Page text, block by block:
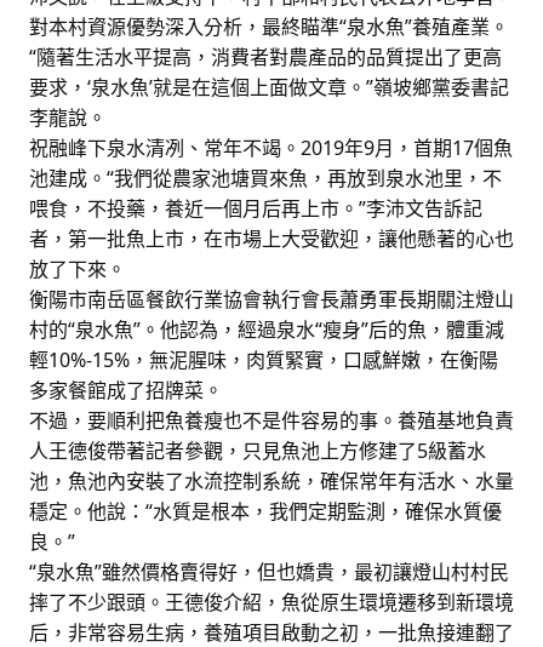
對本村資源優勢深入分析，最終瞄準“泉水魚”養殖產業。
“隨著生活水平提高，消費者對農產品的品質提出了更高
要求，‘泉水魚’就是在這個上面做文章。”嶺坡鄉黨委書記
李龍說。
祝融峰下泉水清冽、常年不竭。2019年9月，首期17個魚
池建成。“我們從農家池塘買來魚，再放到泉水池里，不
喂食，不投藥，養近一個月后再上市。”李沛文告訴記
者，第一批魚上市，在市場上大受歡迎，讓他懸著的心也
放了下來。
衡陽市南岳區餐飲行業協會執行會長蕭勇軍長期關注燈山
村的“泉水魚”。他認為，經過泉水“瘦身”后的魚，體重減
輕10%-15%，無泥腥味，肉質緊實，口感鮮嫩，在衡陽
多家餐館成了招牌菜。
不過，要順利把魚養瘦也不是件容易的事。養殖基地負責
人王德俊帶著記者參觀，只見魚池上方修建了5級蓄水
池，魚池內安裝了水流控制系統，確保常年有活水、水量
穩定。他說：“水質是根本，我們定期監測，確保水質優
良。”
“泉水魚”雖然價格賣得好，但也嬌貴，最初讓燈山村村民
摔了不少跟頭。王德俊介紹，魚從原生環境遷移到新環境
后，非常容易生病，養殖項目啟動之初，一批魚接連翻了